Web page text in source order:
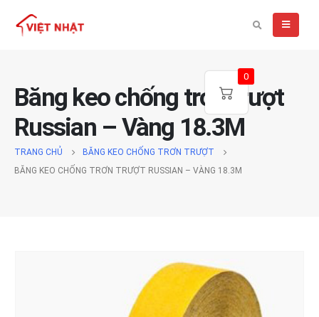
Băng keo chống trơn trượt
Russian – Vàng 18.3M
TRANG CHỦ
BĂNG KEO CHỐNG TRƠN TRƯỢT
BĂNG KEO CHỐNG TRƠN TRƯỢT RUSSIAN – VÀNG 18.3M
0